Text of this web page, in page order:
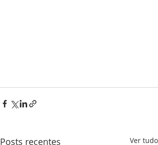
Posts recentes Ver tudo